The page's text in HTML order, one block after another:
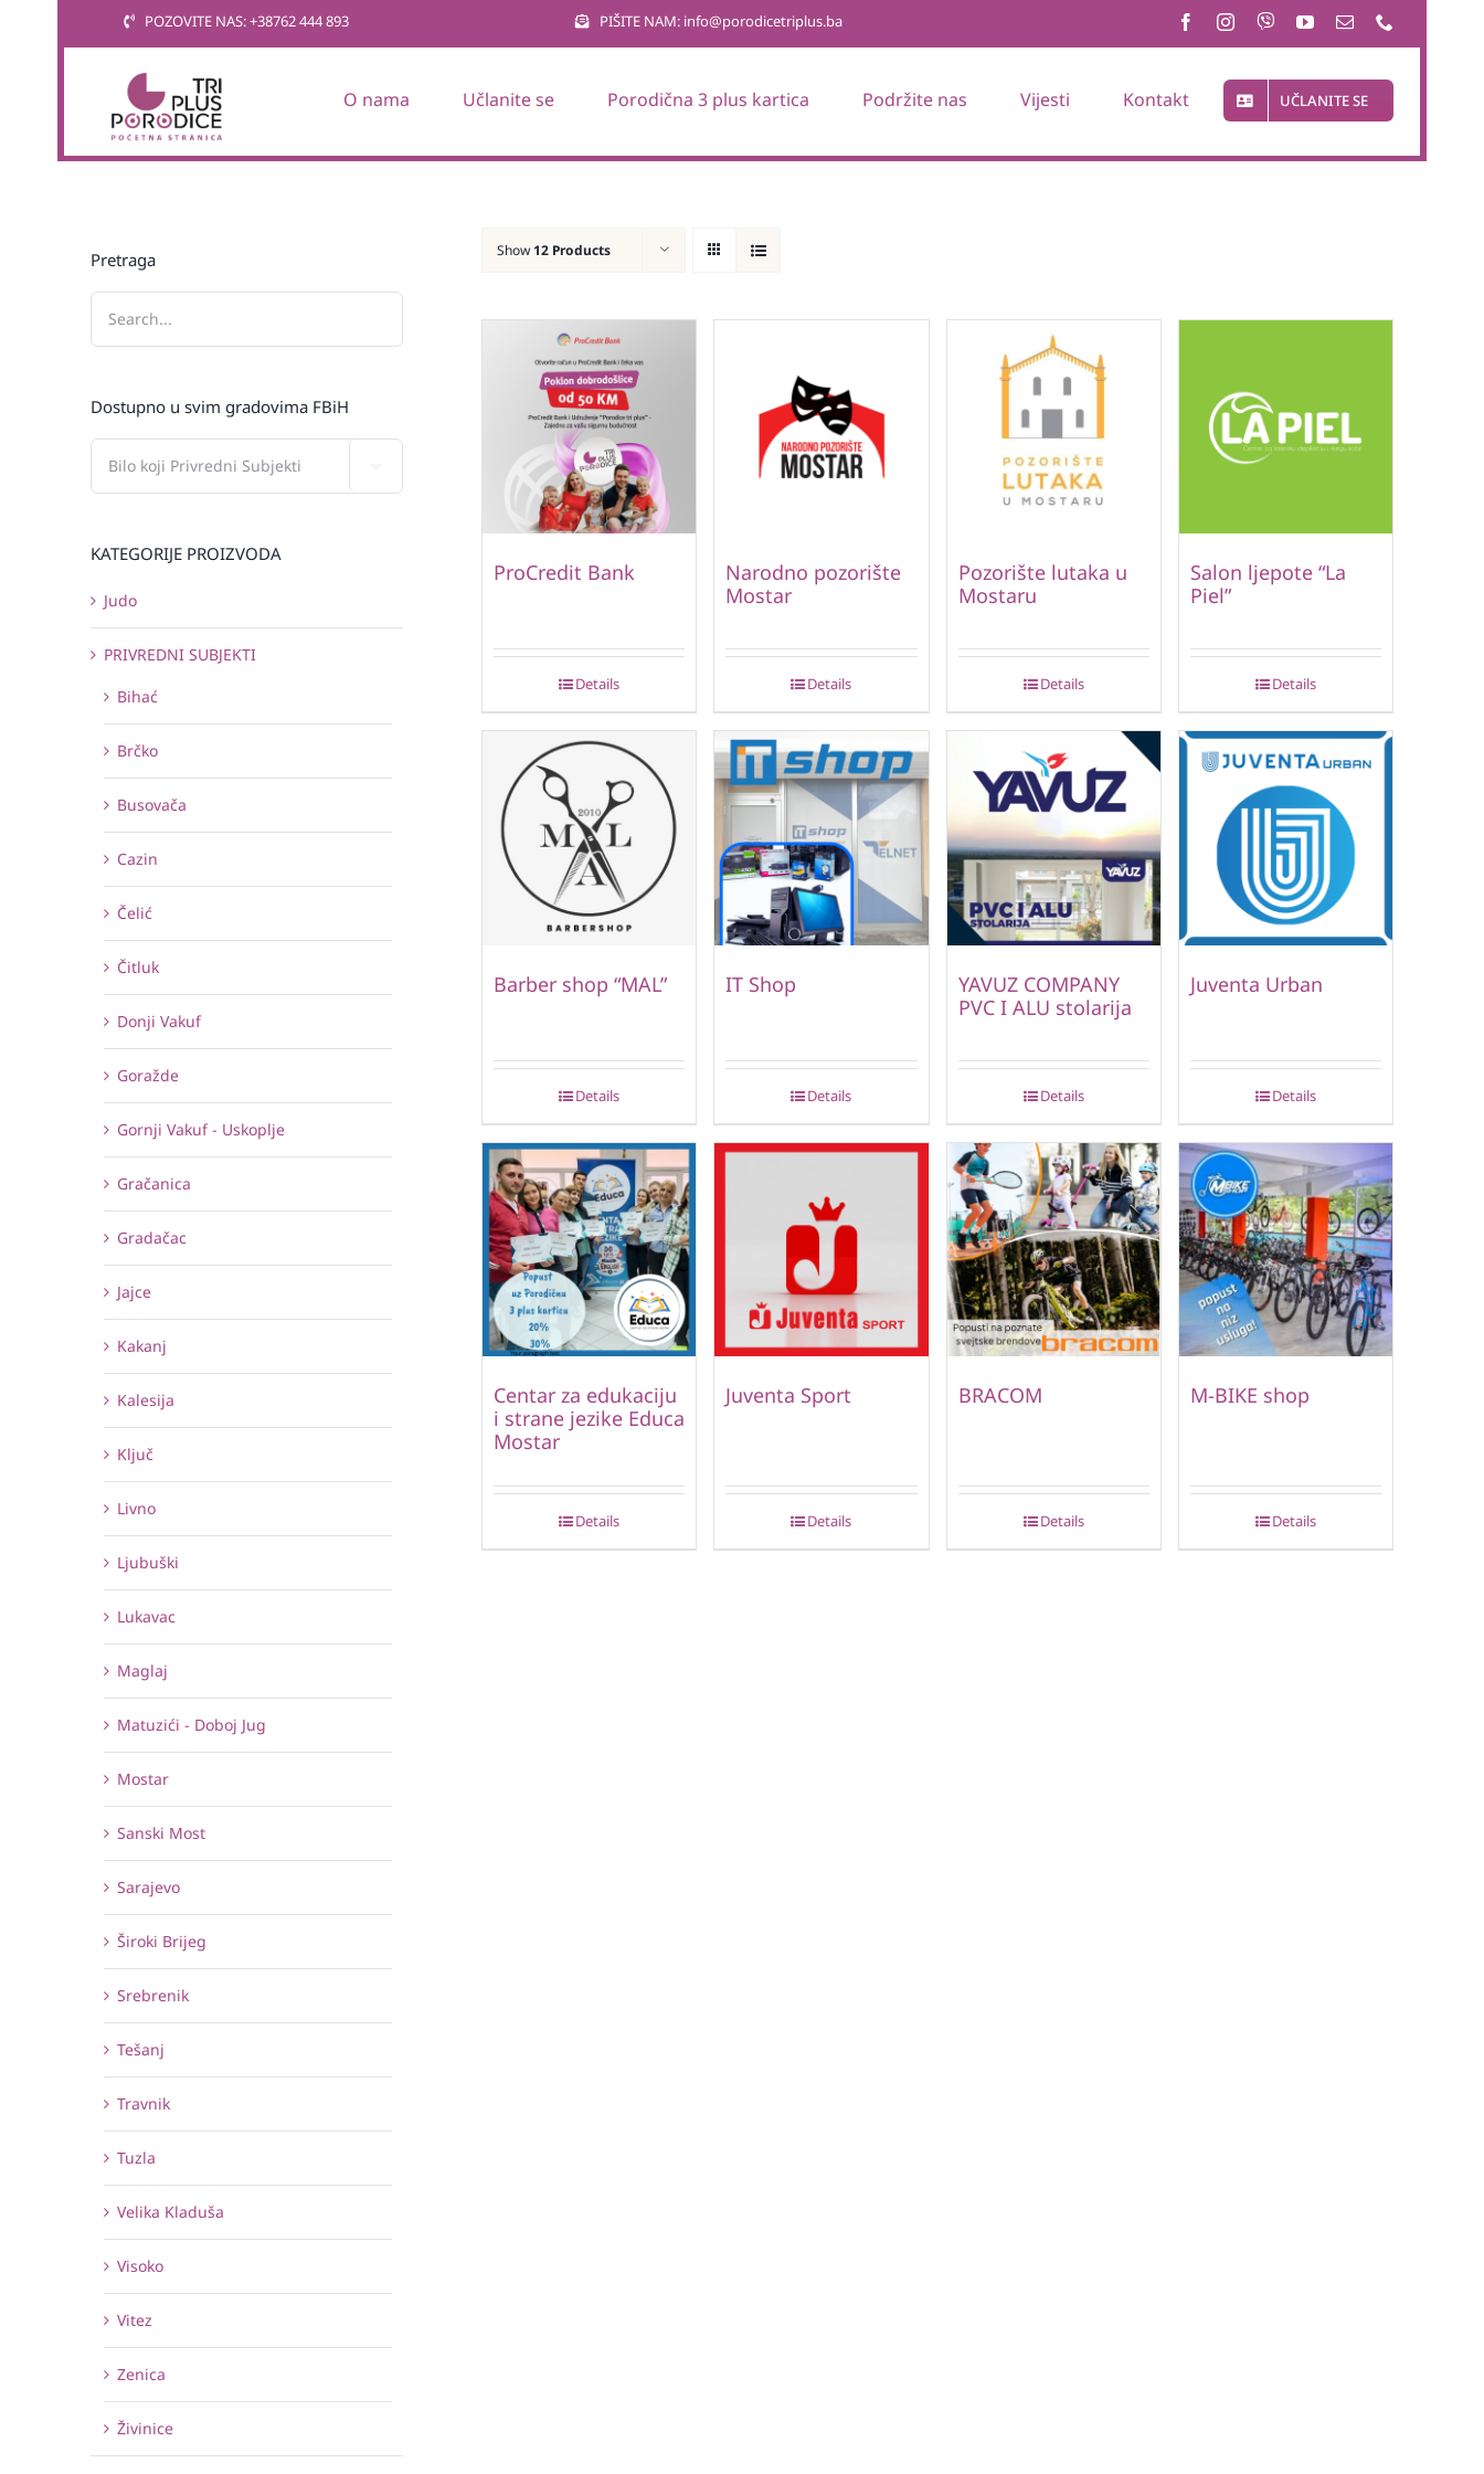
POZOVITE NAS: +38762 444 893 PIŠITE NAM: info@porodicetriplus.ba
O nama Učlanite se Porodična 3 plus kartica Podržite nas Vijesti Kontakt UČLANITE SE
Show 12 Products
ProCredit Bank
Details
Narodno pozorište
Mostar
Details
Pozorište lutaka u
Mostaru
Details
Salon ljepote “La
Piel”
Details
Barber shop “MAL”
Details
IT Shop
Details
YAVUZ COMPANY
PVC I ALU stolarija
Details
Juventa Urban
Details
Centar za edukaciju
i strane jezike Educa
Mostar
Details
Juventa Sport
Details
BRACOM
Details
M-BIKE shop
Details
Pretraga
Dostupno u svim gradovima FBiH
KATEGORIJE PROIZVODA
Judo
PRIVREDNI SUBJEKTI
Bihać
Brčko
Busovača
Cazin
Čelić
Čitluk
Donji Vakuf
Goražde
Gornji Vakuf - Uskoplje
Gračanica
Gradačac
Jajce
Kakanj
Kalesija
Ključ
Livno
Ljubuški
Lukavac
Maglaj
Matuzići - Doboj Jug
Mostar
Sanski Most
Sarajevo
Široki Brijeg
Srebrenik
Tešanj
Travnik
Tuzla
Velika Kladuša
Visoko
Vitez
Zenica
Živinice